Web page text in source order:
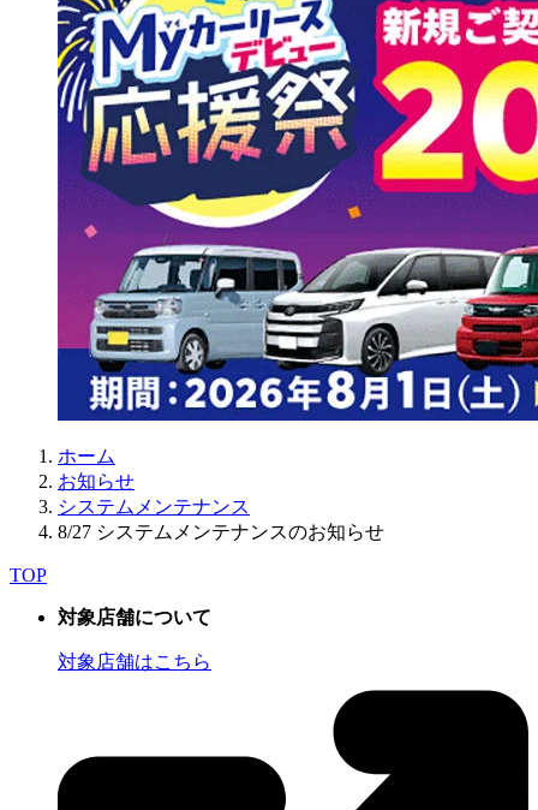
ホーム
お知らせ
システムメンテナンス
8/27 システムメンテナンスのお知らせ
TOP
対象店舗について
対象店舗はこちら